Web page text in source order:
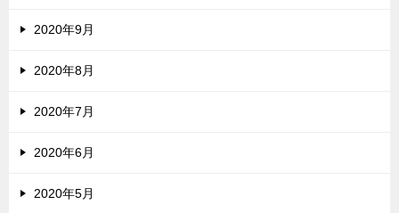
2020年9月
2020年8月
2020年7月
2020年6月
2020年5月